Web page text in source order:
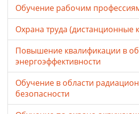
Обучение рабочим
Охрана труда (дистанционные
Повышение квалификации в
энергоэффективности
Обучение в области
безопасности